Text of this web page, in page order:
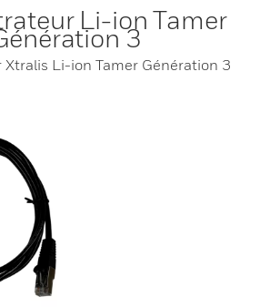
Li-ion Tamer
3
Li-ion Tamer Génération 3